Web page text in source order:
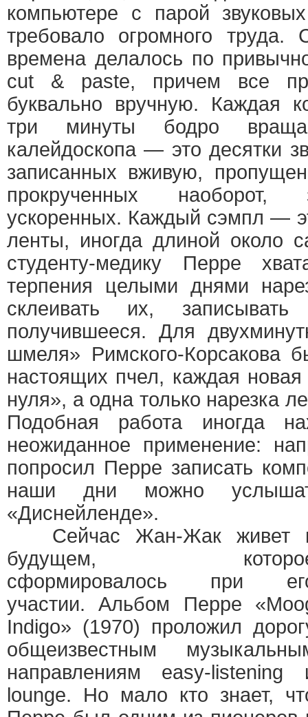
компьютере с парой
требовало огромного труда.
времена делалось по
cut & paste, причем все
буквально вручную. Каждая
три минуты бодро
калейдоскопа — это десятки
записанных вживую,
прокрученных наоборот,
ускоренных. Каждый сэмпл —
ленты, иногда длиной около
студенту-медику Перре
терпения целыми днями
склеивать их, записывать
получившееся. Для
шмеля» Римского-Корсакова
настоящих пчел, каждая новая
нуля», а одна только нарезка
Подобная работа иногда
неожиданное применение:
попросил Перре записать
наши дни можно
«Диснейленде».
Сейчас Жан-Жак живет
будущем,
сформировалось при
участии. Альбом Перре
Indigo» (1970) проложил
общеизвестным
направлениям easy-listening
lounge. Но мало кто знает,